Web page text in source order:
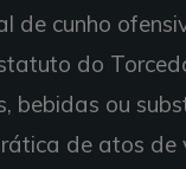
de cunho
do
bebidas ou
de atos de